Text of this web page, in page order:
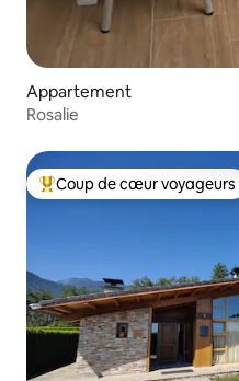
Appartement
Rosalie
Coups de cœur voyageurs
Coup de cœur voyageurs